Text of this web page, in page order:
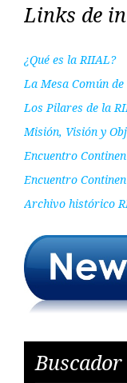
Links de
¿Qué es la RIIAL?
La Mesa Común
Los Pilares de la
Misión, Visión y
Encuentro
Encuentro
Archivo histórico
Buscador